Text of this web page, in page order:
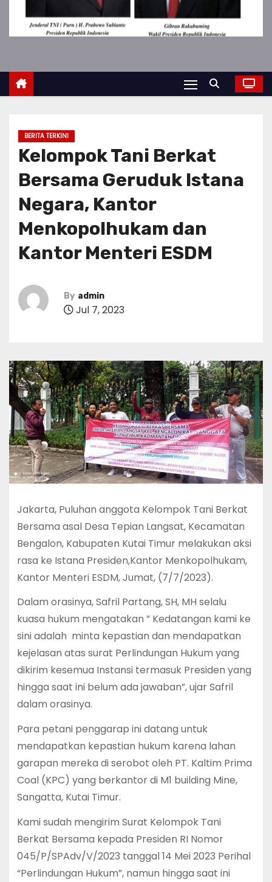
BERITA TERKINI
Kelompok Tani Berkat
Bersama Geruduk Istana
Negara, Kantor
Menkopolhukam dan
Kantor Menteri ESDM
By admin
Jul 7, 2023
Jakarta, Puluhan anggota Kelompok Tani Berkat
Bersama asal Desa Tepian Langsat, Kecamatan
Bengalon, Kabupaten Kutai Timur melakukan aksi
rasa ke Istana Presiden,Kantor Menkopolhukam,
Kantor Menteri ESDM, Jumat, (7/7/2023).
Dalam orasinya, Safril Partang, SH, MH selalu
kuasa hukum mengatakan ” Kedatangan kami ke
sini adalah minta kepastian dan mendapatkan
kejelasan atas surat Perlindungan Hukum yang
dikirim kesemua Instansi termasuk Presiden yang
hingga saat ini belum ada jawaban”, ujar Safril
dalam orasinya.
Para petani penggarap ini datang untuk
mendapatkan kepastian hukum karena lahan
garapan mereka di serobot oleh PT. Kaltim Prima
Coal (KPC) yang berkantor di M1 building Mine,
Sangatta, Kutai Timur.
Kami sudah mengirim Surat Kelompok Tani
Berkat Bersama kepada Presiden RI Nomor
045/P/SPAdv/V/2023 tanggal 14 Mei 2023 Perihal
“Perlindungan Hukum”, namun hingga saat ini